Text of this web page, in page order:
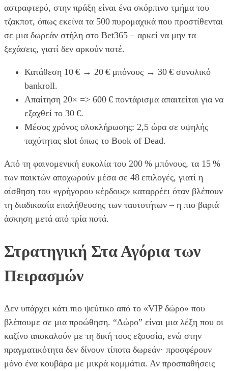
αστραφτερό, στην πράξη είναι ένα σκόρπινο τμήμα του
τζακποτ, όπως εκείνα τα 500 πυρομαχικά που προστίθενται
σε μια δωρεάν στήλη στο Bet365 – αρκεί να μην τα
ξεχάσεις, γιατί δεν αρκούν ποτέ.
Κατάθεση 10 € → 20 € μπόνους → 30 € συνολικό
bankroll.
Απαίτηση 20× => 600 € ποντάρισμα απαιτείται για να
εξαχθεί το 30 €.
Μέσος χρόνος ολοκλήρωσης: 2,5 ώρα σε υψηλής
ταχύτητας slot όπως το Book of Dead.
Από τη φαινομενική ευκολία του 200 % μπόνους, τα 15 %
των παικτών αποχωρούν μέσα σε 48 επιλογές, γιατί η
αίσθηση του «γρήγορου κέρδους» καταρρέει όταν βλέπουν
τη διαδικασία επαλήθευσης των ταυτοτήτων – η πιο βαριά
άσκηση μετά από τρία ποτά.
Στρατηγική Στα Αγόρια των
Πειρασμών
Δεν υπάρχει κάτι πιο ψεύτικο από το «VIP δώρο» που
βλέπουμε σε μια προώθηση. “Δώρο” είναι μια λέξη που οι
καζίνο αποκαλούν με τη δική τους εξουσία, ενώ στην
πραγματικότητα δεν δίνουν τίποτα δωρεάν· προσφέρουν
μόνο ένα κουβάρα με μικρά κομμάτια. Αν προσπαθήσεις